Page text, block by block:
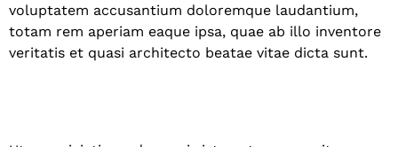
voluptatem accusantium doloremque laudantium,
totam rem aperiam eaque ipsa, quae ab illo inventore
veritatis et quasi architecto beatae vitae dicta sunt.